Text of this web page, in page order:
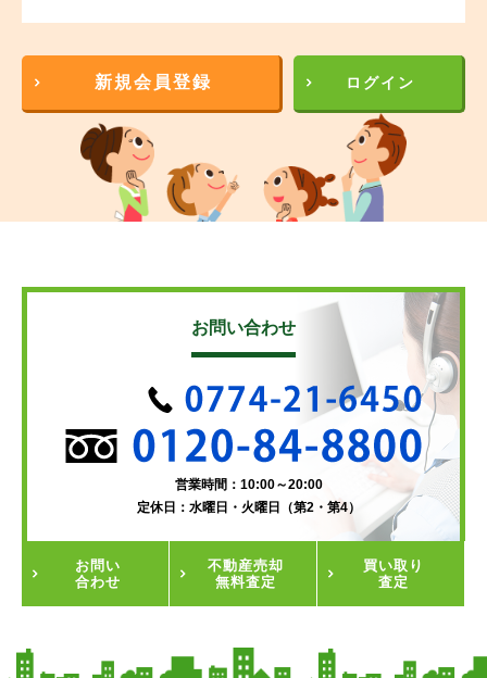
新規会員登録 ログイン
お問い合わせ
営業時間：10:00～20:00
定休日：水曜日・火曜日（第2・第4）
お問い
合わせ
不動産売却
無料査定
買い取り
査定